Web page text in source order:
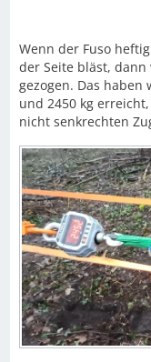
Wenn der Fuso
der Seite bläst,
gezogen. Das
und 2450 kg
nicht senkrechten